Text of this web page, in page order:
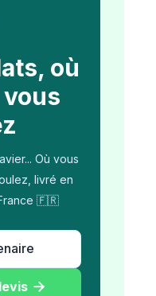
où
Où vous
livré en
🇫🇷
